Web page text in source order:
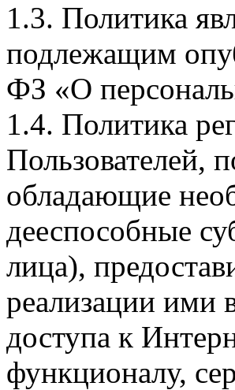
1.3. Политика
подлежащим
ФЗ «О
1.4. Политика
Пользователей,
обладающие
дееспособные
лица),
реализации ими
доступа к
функционалу,